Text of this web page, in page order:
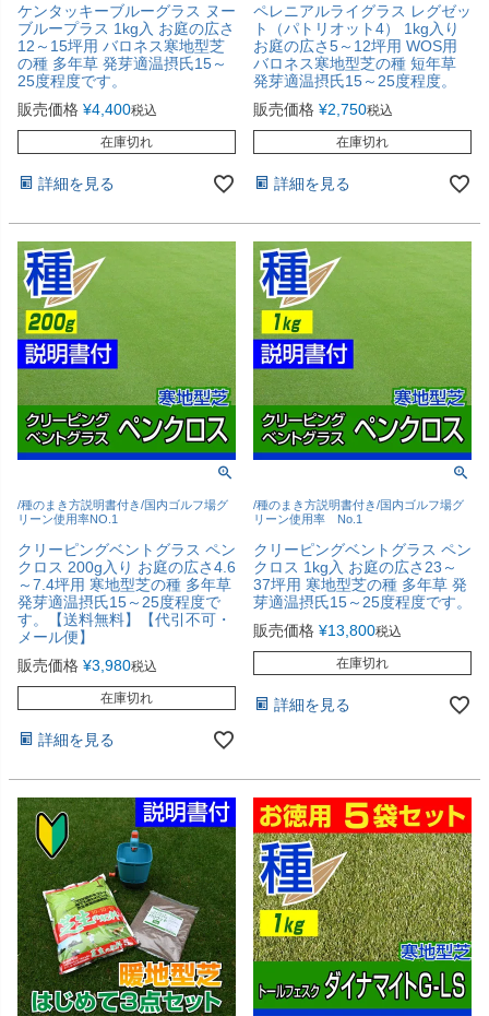
ケンタッキーブルーグラス ヌー
ブループラス 1kg入 お庭の広さ
12～15坪用 バロネス寒地型芝
の種 多年草 発芽適温摂氏15～
25度程度です。
販売価格 ¥4,400税込
在庫切れ
詳細を見る
ペレニアルライグラス レグゼッ
ト（パトリオット4） 1kg入り
お庭の広さ5～12坪用 WOS用
バロネス寒地型芝の種 短年草
発芽適温摂氏15～25度程度。
販売価格 ¥2,750税込
在庫切れ
詳細を見る
/種のまき方説明書付き/国内ゴルフ場グ
リーン使用率NO.1
クリーピングベントグラス ペン
クロス 200g入り お庭の広さ4.6
～7.4坪用 寒地型芝の種 多年草
発芽適温摂氏15～25度程度で
す。【送料無料】【代引不可・
メール便】
販売価格 ¥3,980税込
在庫切れ
詳細を見る
/種のまき方説明書付き/国内ゴルフ場グ
リーン使用率 No.1
クリーピングベントグラス ペン
クロス 1kg入 お庭の広さ23～
37坪用 寒地型芝の種 多年草 発
芽適温摂氏15～25度程度です。
販売価格 ¥13,800税込
在庫切れ
詳細を見る